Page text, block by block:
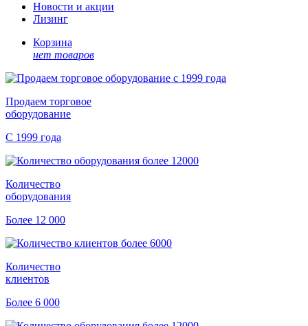
Новости и акции
Лизинг
Корзина
нет товаров
Продаем торговое
оборудование
С 1999 года
Количество
оборудования
Более 12 000
Количество
клиентов
Более 6 000